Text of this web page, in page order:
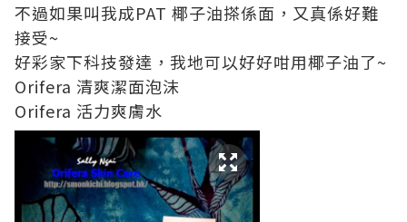
不過如果叫我成PAT 椰子油搽係面，又真係好難
接受~
好彩家下科技發達，我地可以好好咁用椰子油了~
Orifera 清爽潔面泡沫
Orifera 活力爽膚水